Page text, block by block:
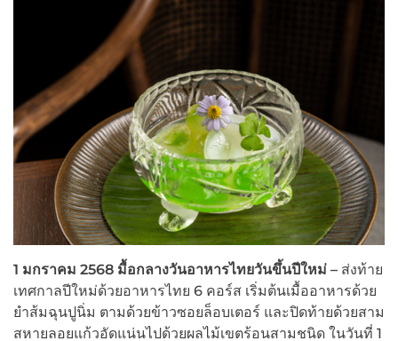
1 มกราคม 2568 มื้อกลางวันอาหารไทยวันขึ้นปีใหม่ – ส่งท้าย
เทศกาลปีใหม่ด้วยอาหารไทย 6 คอร์ส เริ่มต้นเมื้ออาหารด้วย
ยำส้มฉุนปูนิ่ม ตามด้วยข้าวซอยล็อบเตอร์ และปิดท้ายด้วยสาม
สหายลอยแก้วอัดแน่นไปด้วยผลไม้เขตร้อนสามชนิด ในวันที่ 1